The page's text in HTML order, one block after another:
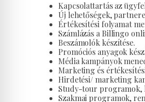
Kapcsolattartás az
Új lehetőségek,
Értékesítési folyamat
Számlázás a Billingo
Beszámolók készítése.
Promóciós anyagok
Média kampányok
Marketing és
Hirdetési/ marketing
Study-tour programok,
Szakmai programok,